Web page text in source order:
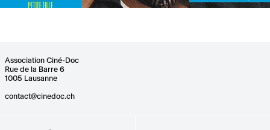
Association Ciné-Doc
Rue de la Barre 6
1005 Lausanne
contact@cinedoc.ch